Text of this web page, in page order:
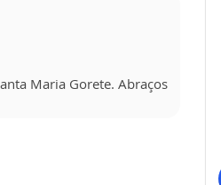
Maria Gorete. Abraços